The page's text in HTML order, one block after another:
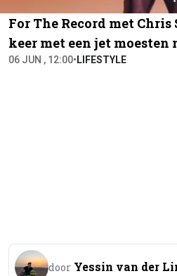
For The Record met Chris
keer met een jet
06 JUN , 12:00•LIFESTYLE
door Yessin van der